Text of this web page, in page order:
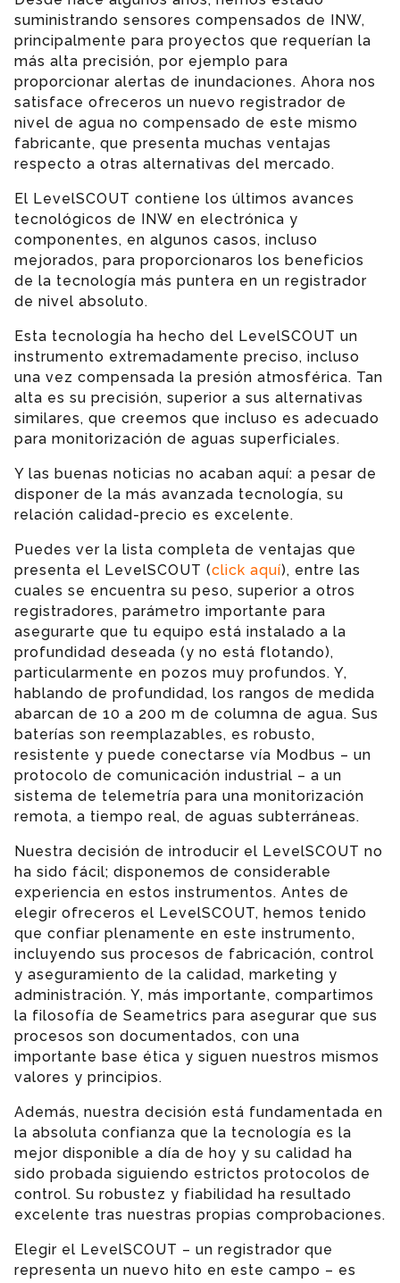
suministrando sensores compensados de INW,
principalmente para proyectos que requerían la
más alta precisión, por ejemplo para
proporcionar alertas de inundaciones. Ahora nos
satisface ofreceros un nuevo registrador de
nivel de agua no compensado de este mismo
fabricante, que presenta muchas ventajas
respecto a otras alternativas del mercado.
El LevelSCOUT contiene los últimos avances
tecnológicos de INW en electrónica y
componentes, en algunos casos, incluso
mejorados, para proporcionaros los beneficios
de la tecnología más puntera en un registrador
de nivel absoluto.
Esta tecnología ha hecho del LevelSCOUT un
instrumento extremadamente preciso, incluso
una vez compensada la presión atmosférica. Tan
alta es su precisión, superior a sus alternativas
similares, que creemos que incluso es adecuado
para monitorización de aguas superficiales.
Y las buenas noticias no acaban aquí: a pesar de
disponer de la más avanzada tecnología, su
relación calidad-precio es excelente.
Puedes ver la lista completa de ventajas que
presenta el LevelSCOUT (click aquí), entre las
cuales se encuentra su peso, superior a otros
registradores, parámetro importante para
asegurarte que tu equipo está instalado a la
profundidad deseada (y no está flotando),
particularmente en pozos muy profundos. Y,
hablando de profundidad, los rangos de medida
abarcan de 10 a 200 m de columna de agua. Sus
baterías son reemplazables, es robusto,
resistente y puede conectarse vía Modbus – un
protocolo de comunicación industrial – a un
sistema de telemetría para una monitorización
remota, a tiempo real, de aguas subterráneas.
Nuestra decisión de introducir el LevelSCOUT no
ha sido fácil; disponemos de considerable
experiencia en estos instrumentos. Antes de
elegir ofreceros el LevelSCOUT, hemos tenido
que confiar plenamente en este instrumento,
incluyendo sus procesos de fabricación, control
y aseguramiento de la calidad, marketing y
administración. Y, más importante, compartimos
la filosofía de Seametrics para asegurar que sus
procesos son documentados, con una
importante base ética y siguen nuestros mismos
valores y principios.
Además, nuestra decisión está fundamentada en
la absoluta confianza que la tecnología es la
mejor disponible a día de hoy y su calidad ha
sido probada siguiendo estrictos protocolos de
control. Su robustez y fiabilidad ha resultado
excelente tras nuestras propias comprobaciones.
Elegir el LevelSCOUT – un registrador que
representa un nuevo hito en este campo – es